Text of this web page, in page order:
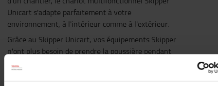
Unicart s'adapte parfaitement à votre
environnement, à l'intérieur comme à l'extérieur.
Grâce au Skipper Unicart, vos équipements Skipper
n'ont plus besoin de prendre la poussière pendant
des mois. Le Skipper Unicart a une longueur